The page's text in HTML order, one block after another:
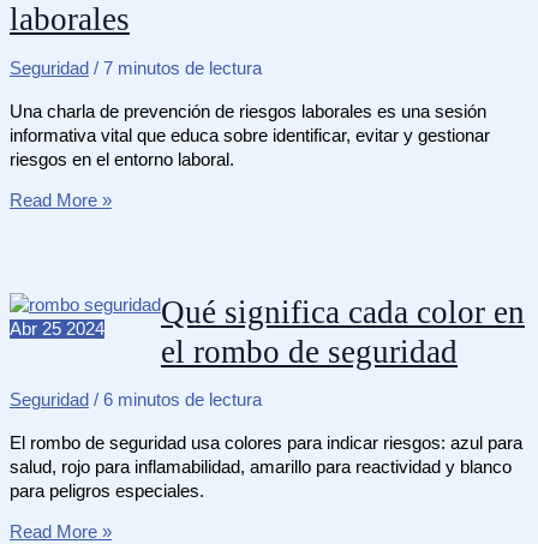
SGSI
laborales
Seguridad / 7 minutos de lectura
Una charla de prevención de riesgos laborales es una sesión
informativa vital que educa sobre identificar, evitar y gestionar
riesgos en el entorno laboral.
Qué
de
prevención
de
laborales
Read More »
Abr 25 2024
Qué significa cada color en
el rombo de seguridad
Seguridad / 6 minutos de lectura
El rombo de seguridad usa colores para indicar riesgos: azul para
salud, rojo para inflamabilidad, amarillo para reactividad y blanco
para peligros especiales.
Qué
Read More »